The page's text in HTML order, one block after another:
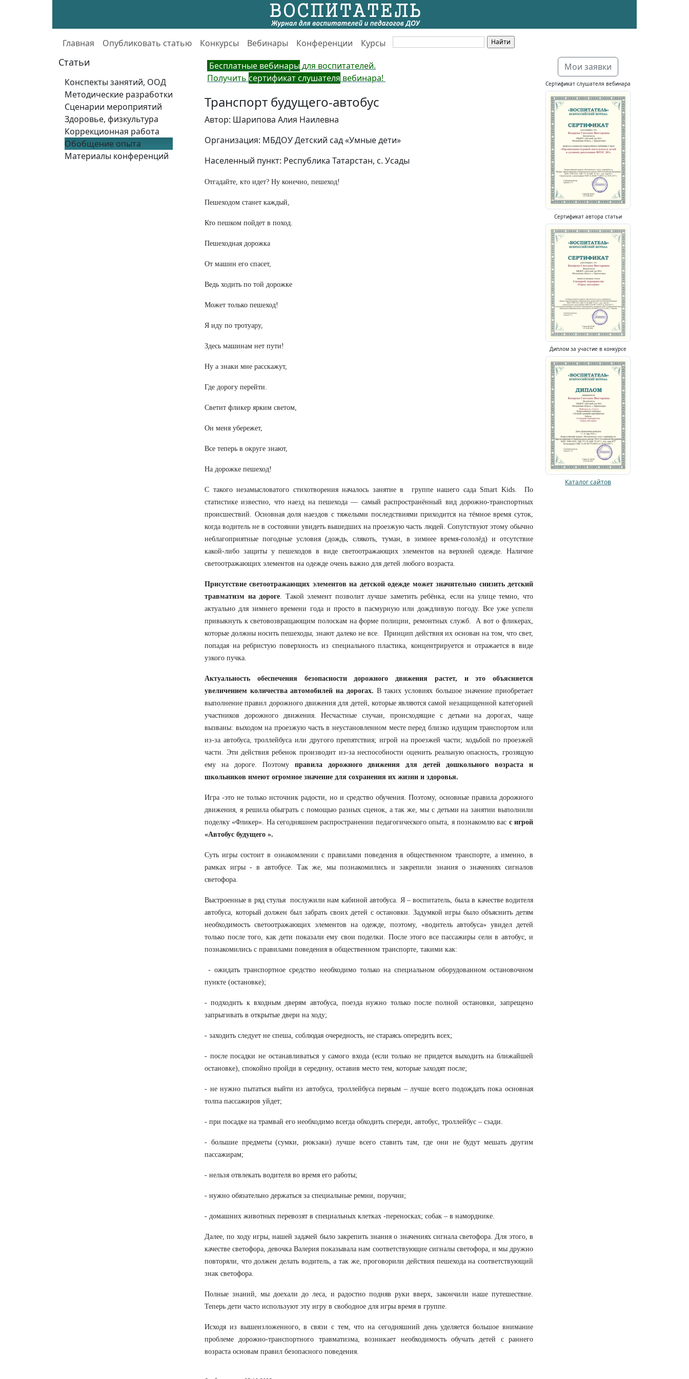
Главная Опубликовать статью Конкурсы Вебинары Конференции Курсы
Статьи
Конспекты занятий, ООД
Методические разработки
Сценарии мероприятий
Здоровье, физкультура
Коррекционная работа
Обобщение опыта
Материалы конференций
Бесплатные вебинарыдля воспитателей.
Получить сертификат слушателя вебинара!
Транспорт будущего-автобус
Автор: Шарипова Алия Наилевна
Организация: МБДОУ Детский сад «Умные дети»
Населенный пункт: Республика Татарстан, с. Усады
Отгадайте, кто идет? Ну конечно, пешеход!
Пешеходом станет каждый,
Кто пешком пойдет в поход.
Пешеходная дорожка
От машин его спасет,
Ведь ходить по той дорожке
Может только пешеход!
Я иду по тротуару,
Здесь машинам нет пути!
Ну а знаки мне расскажут,
Где дорогу перейти.
Светит фликер ярким светом,
Он меня убережет,
Все теперь в округе знают,
На дорожке пешеход!
С такого незамысловатого стихотворения началось занятие в группе нашего сада Smart Kids. По
статистике известно, что наезд на пешехода — самый распространённый вид дорожно-транспортных
происшествий. Основная доля наездов с тяжелыми последствиями приходится на тёмное время суток,
когда водитель не в состоянии увидеть вышедших на проезжую часть людей. Сопутствуют этому обычно
неблагоприятные погодные условия (дождь, слякоть, туман, в зимнее время-гололёд) и отсутствие
какой-либо защиты у пешеходов в виде светоотражающих элементов на верхней одежде. Наличие
светоотражающих элементов на одежде очень важно для детей любого возраста.
Присутствие светоотражающих элементов на детской одежде может значительно снизить детский
травматизм на дороге. Такой элемент позволит лучше заметить ребёнка, если на улице темно, что
актуально для зимнего времени года и просто в пасмурную или дождливую погоду. Все уже успели
привыкнуть к световозвращающим полоскам на форме полиции, ремонтных служб. А вот о фликерах,
которые должны носить пешеходы, знают далеко не все. Принцип действия их основан на том, что свет,
попадая на ребристую поверхность из специального пластика, концентрируется и отражается в виде
узкого пучка.
Актуальность обеспечения безопасности дорожного движения растет, и это объясняется
увеличением количества автомобилей на дорогах. В таких условиях большое значение приобретает
выполнение правил дорожного движения для детей, которые являются самой незащищенной категорией
участников дорожного движения. Несчастные случаи, происходящие с детьми на дорогах, чаще
вызваны: выходом на проезжую часть в неустановленном месте перед близко идущим транспортом или
из-за автобуса, троллейбуса или другого препятствия; игрой на проезжей части; ходьбой по проезжей
части. Эти действия ребенок производит из-за неспособности оценить реальную опасность, грозящую
ему на дороге. Поэтому правила дорожного движения для детей дошкольного возраста и
школьников имеют огромное значение для сохранения их жизни и здоровья.
Игра -это не только источник радости, но и средство обучения. Поэтому, основные правила дорожного
движения, я решила обыграть с помощью разных сценок, а так же, мы с детьми на занятии выполнили
поделку «Фликер». На сегодняшнем распространении педагогического опыта, я познакомлю вас с игрой
«Автобус будущего ».
Суть игры состоит в ознакомлении с правилами поведения в общественном транспорте, а именно, в
рамках игры - в автобусе. Так же, мы познакомились и закрепили знания о значениях сигналов
светофора.
Выстроенные в ряд стулья послужили нам кабиной автобуса. Я – воспитатель, была в качестве водителя
автобуса, который должен был забрать своих детей с остановки. Задумкой игры было объяснить детям
необходимость светоотражающих элементов на одежде, поэтому, «водитель автобуса» увидел детей
только после того, как дети показали ему свои поделки. После этого все пассажиры сели в автобус, и
познакомились с правилами поведения в общественном транспорте, такими как:
- ожидать транспортное средство необходимо только на специальном оборудованном остановочном
пункте (остановке);
- подходить к входным дверям автобуса, поезда нужно только после полной остановки, запрещено
запрыгивать в открытые двери на ходу;
- заходить следует не спеша, соблюдая очередность, не стараясь опередить всех;
- после посадки не останавливаться у самого входа (если только не придется выходить на ближайшей
остановке), спокойно пройди в середину, оставив место тем, которые заходят после;
- не нужно пытаться выйти из автобуса, троллейбуса первым – лучше всего подождать пока основная
толпа пассажиров уйдет;
- при посадке на трамвай его необходимо всегда обходить спереди, автобус, троллейбус – сзади.
- большие предметы (сумки, рюкзаки) лучше всего ставить там, где они не будут мешать другим
пассажирам;
- нельзя отвлекать водителя во время его работы;
- нужно обязательно держаться за специальные ремни, поручни;
- домашних животных перевозят в специальных клетках -переносках; собак – в наморднике.
Далее, по ходу игры, нашей задачей было закрепить знания о значениях сигнала светофора. Для этого, в
качестве светофора, девочка Валерия показывала нам соответствующие сигналы светофора, и мы дружно
повторяли, что должен делать водитель, а так же, проговорили действия пешехода на соответствующий
знак светофора.
Полные знаний, мы доехали до леса, и радостно подняв руки вверх, закончили наше путешествие.
Теперь дети часто используют эту игру в свободное для игры время в группе.
Исходя из вышеизложенного, в связи с тем, что на сегодняшний день уделяется большое внимание
проблеме дорожно-транспортного травматизма, возникает необходимость обучать детей с раннего
возраста основам правил безопасного поведения.
Мои заявки
Сертификат слушателя вебинара
Сертификат автора статьи
Диплом за участие в конкурсе
Каталог сайтов